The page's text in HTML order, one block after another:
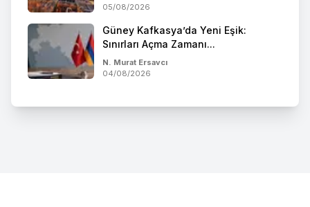
05/08/2026
Güney Kafkasya’da Yeni Eşik:
Sınırları Açma Zamanı...
N. Murat Ersavcı
04/08/2026